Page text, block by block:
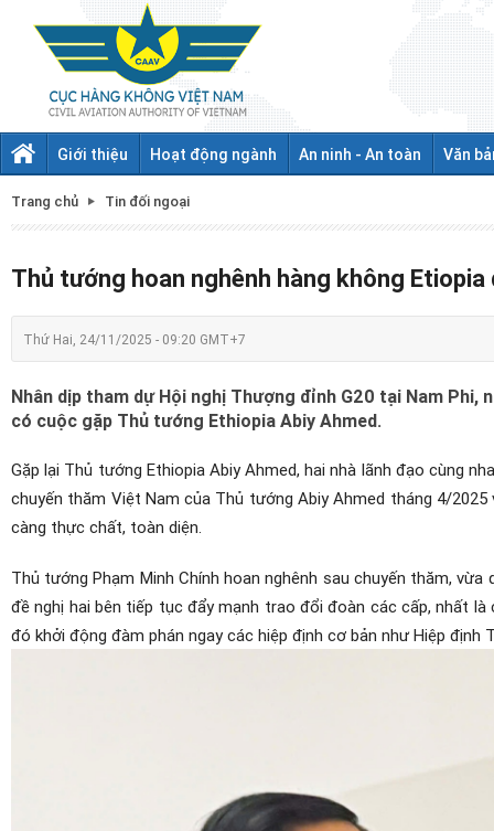
Giới thiệu Hoạt động ngành An ninh - An toàn Văn
Trang chủ Tin đối ngoại
Thủ tướng hoan nghênh hàng không
Thứ Hai, 24/11/2025 - 09:20 GMT+7
Nhân dịp tham dự Hội nghị Thượng đỉnh G20 tại Nam
có cuộc gặp Thủ tướng Ethiopia Abiy Ahmed.
Gặp lại Thủ tướng Ethiopia Abiy Ahmed, hai nhà lãnh đạo cùng
chuyến thăm Việt Nam của Thủ tướng Abiy Ahmed tháng 4/
càng thực chất, toàn diện.
Thủ tướng Phạm Minh Chính hoan nghênh sau chuyến thăm,
đề nghị hai bên tiếp tục đẩy mạnh trao đổi đoàn các cấp, nhất
đó khởi động đàm phán ngay các hiệp định cơ bản như Hiệp định